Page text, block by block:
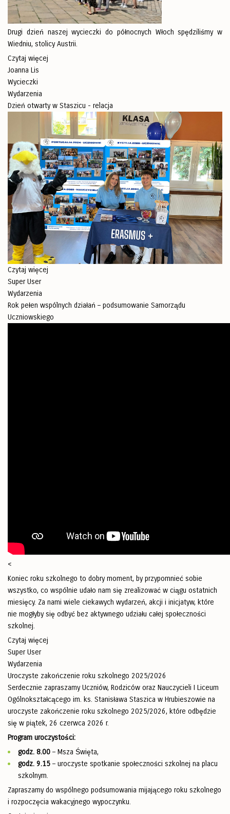
Drugi dzień naszej wycieczki do północnych Włoch spędziliśmy w
Wiedniu, stolicy Austrii.
Czytaj więcej
Joanna Lis
Wycieczki
Wydarzenia
Dzień otwarty w Staszicu - relacja
Czytaj więcej
Super User
Wydarzenia
Rok pełen wspólnych działań – podsumowanie Samorządu
Uczniowskiego
<
Koniec roku szkolnego to dobry moment, by przypomnieć sobie
wszystko, co wspólnie udało nam się zrealizować w ciągu ostatnich
miesięcy. Za nami wiele ciekawych wydarzeń, akcji i inicjatyw, które
nie mogłyby się odbyć bez aktywnego udziału całej społeczności
szkolnej.
Czytaj więcej
Super User
Wydarzenia
Uroczyste zakończenie roku szkolnego 2025/2026
Serdecznie zapraszamy Uczniów, Rodziców oraz Nauczycieli I Liceum
Ogólnokształcącego im. ks. Stanisława Staszica w Hrubieszowie na
uroczyste zakończenie roku szkolnego 2025/2026, które odbędzie
się w piątek, 26 czerwca 2026 r.
Program uroczystości:
godz. 8.00 – Msza Święta,
godz. 9.15 – uroczyste spotkanie społeczności szkolnej na placu
szkolnym.
Zapraszamy do wspólnego podsumowania mijającego roku szkolnego
i rozpoczęcia wakacyjnego wypoczynku.